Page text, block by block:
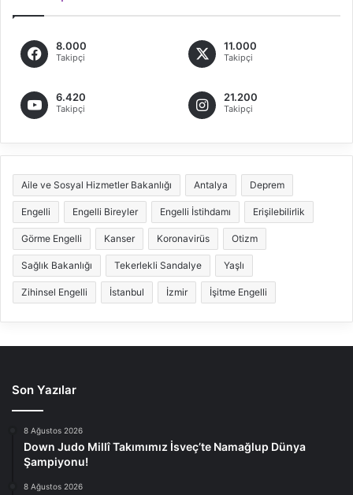
8.000
Takipçi
11.000
Takipçi
6.420
Takipçi
21.200
Takipçi
Aile ve Sosyal Hizmetler Bakanlığı Antalya Deprem
Engelli Engelli Bireyler Engelli İstihdamı Erişilebilirlik
Görme Engelli Kanser Koronavirüs Otizm
Sağlık Bakanlığı Tekerlekli Sandalye Yaşlı
Zihinsel Engelli İstanbul İzmir İşitme Engelli
Son Yazılar
8 Ağustos 2026
Down Judo Millî Takımımız İsveç’te Namağlup Dünya
Şampiyonu!
8 Ağustos 2026